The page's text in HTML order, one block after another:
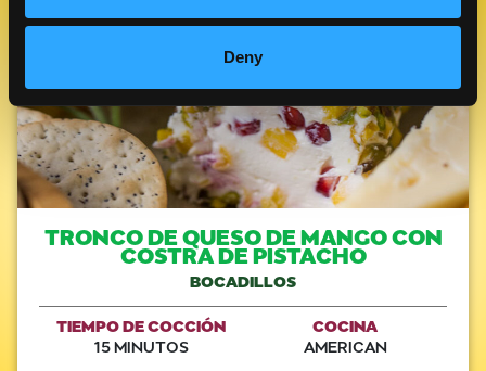
Deny
TRONCO DE QUESO DE MANGO CON
COSTRA DE PISTACHO
BOCADILLOS
TIEMPO DE COCCIÓN
15 MINUTOS
COCINA
AMERICAN